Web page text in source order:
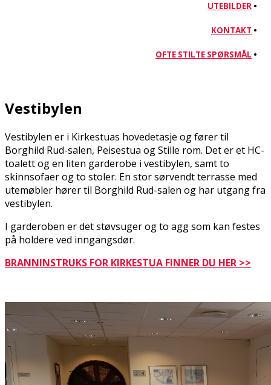
UTEBILDER •
KONTAKT •
OFTE STILTE SPØRSMÅL •
Vestibylen
Vestibylen er i Kirkestuas hovedetasje og fører til
Borghild Rud-salen, Peisestua og Stille rom. Det er et HC-
toalett og en liten garderobe i vestibylen, samt to
skinnsofaer og to stoler. En stor sørvendt terrasse med
utemøbler hører til Borghild Rud-salen og har utgang fra
vestibylen.
I garderoben er det støvsuger og to flagg som kan festes
på holdere ved inngangsdør.
BRANNINSTRUKS FOR KIRKESTUA FINNER DU HER >>